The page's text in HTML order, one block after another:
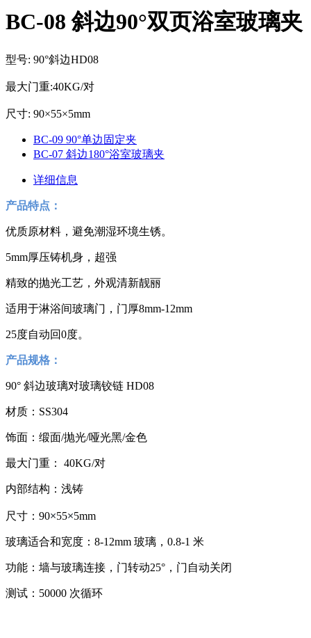
BC-08 斜边90°双页浴室玻璃夹
型号: 90°斜边HD08
最大门重:40KG/对
尺寸: 90×55×5mm
BC-09 90°单边固定夹
BC-07 斜边180°浴室玻璃夹
详细信息
产品特点：
优质原材料，避免潮湿环境生锈。
5mm厚压铸机身，超强
精致的抛光工艺，外观清新靓丽
适用于淋浴间玻璃门，门厚8mm-12mm
25度自动回0度。
产品规格：
90° 斜边玻璃对玻璃铰链 HD08
材质：SS304
饰面：缎面/抛光/哑光黑/金色
最大门重： 40KG/对
内部结构：浅铸
尺寸：90×55×5mm
玻璃适合和宽度：8-12mm 玻璃，0.8-1 米
功能：墙与玻璃连接，门转动25°，门自动关闭
测试：50000 次循环